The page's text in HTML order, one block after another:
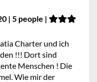
| 5 people |
Charter und ich
!!! Dort sind
Menschen ! Die
Wie mir der